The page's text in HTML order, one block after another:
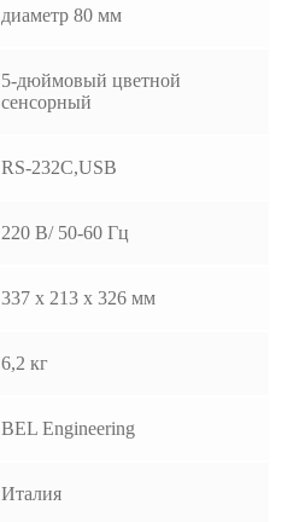
диаметр 80 мм
5-дюймовый цветной
сенсорный
RS-232C,USB
220 В/ 50-60 Гц
337 х 213 х 326 мм
6,2 кг
BEL Engineering
Италия